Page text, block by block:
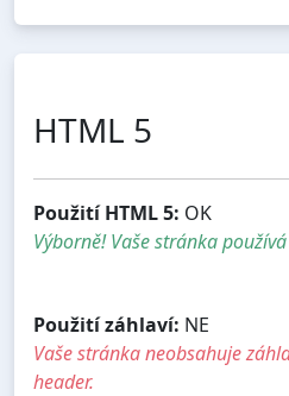
HTML 5
Použití HTML 5: OK
Výborně! Vaše stránka
Použití záhlaví: NE
Vaše stránka neobsahuje
header.